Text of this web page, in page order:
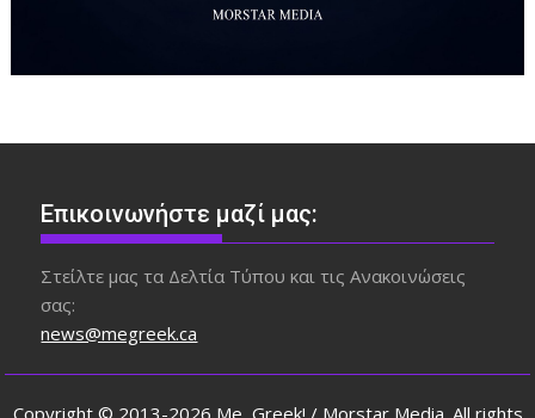
Επικοινωνήστε μαζί μας:
Στείλτε μας τα Δελτία Τύπου και τις Ανακοινώσεις
σας:
news@megreek.ca